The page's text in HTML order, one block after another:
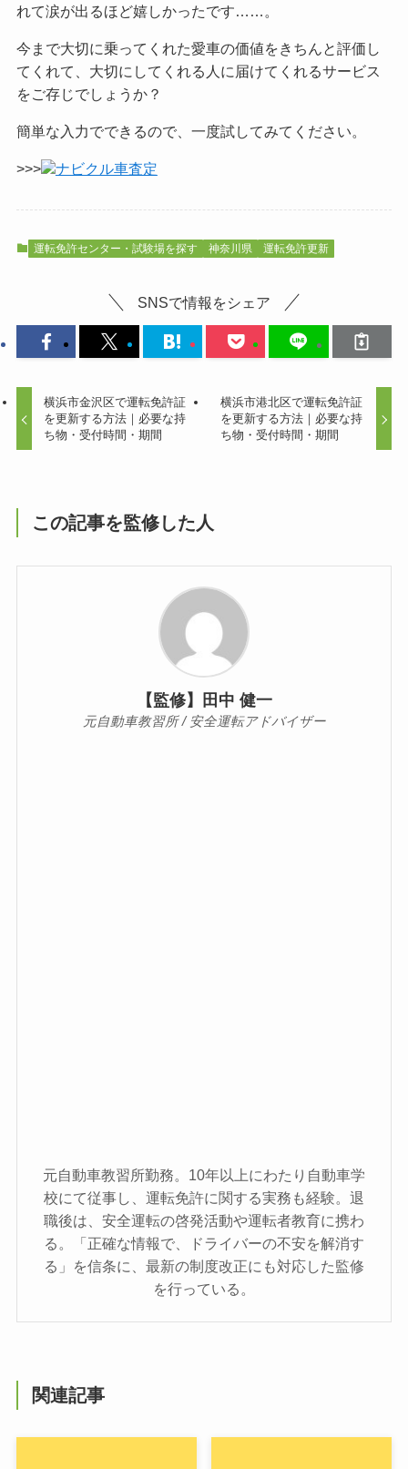
れて涙が出るほど嬉しかったです……。
今まで大切に乗ってくれた愛車の価値をきちんと評価し
てくれて、大切にしてくれる人に届けてくれるサービス
をご存じでしょうか？
簡単な入力でできるので、一度試してみてください。
>>> ナビクル車査定
運転免許センター・試験場を探す 神奈川県 運転免許更新
SNSで情報をシェア
横浜市金沢区で運転免許証
を更新する方法｜必要な持
ち物・受付時間・期間
横浜市港北区で運転免許証
を更新する方法｜必要な持
ち物・受付時間・期間
この記事を監修した人
【監修】田中 健一
元自動車教習所 / 安全運転アドバイザー
元自動車教習所勤務。10年以上にわたり自動車学
校にて従事し、運転免許に関する実務も経験。退
職後は、安全運転の啓発活動や運転者教育に携わ
る。「正確な情報で、ドライバーの不安を解消す
る」を信条に、最新の制度改正にも対応した監修
を行っている。
関連記事